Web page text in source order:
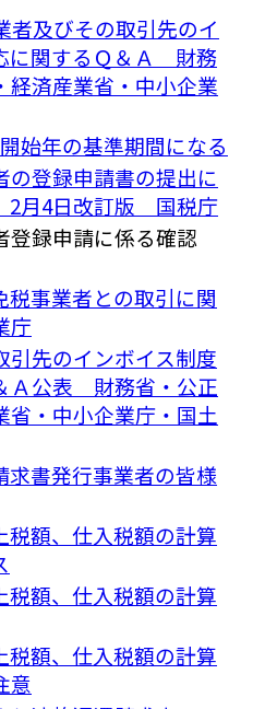
及びその取引先のイ
に関するＱ＆Ａ 財務
経済産業省・中小企業
始年の基準期間になる
登録申請書の提出に
2月4日改訂版 国税庁
登録申請に係る確認
事業者との取引に関
庁
引先のインボイス制度
Ａ公表 財務省・公正
・中小企業庁・国土
求書発⾏事業者の皆様
額、仕入税額の計算
額、仕入税額の計算
額、仕入税額の計算
意